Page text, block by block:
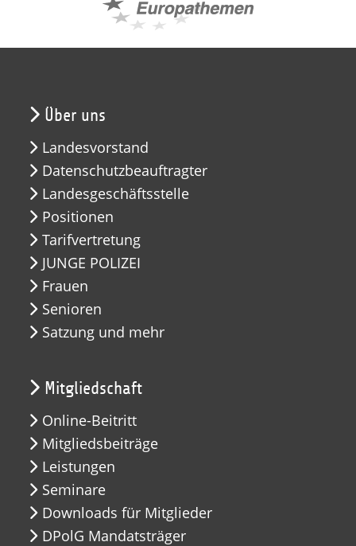
Über uns
Landesvorstand
Datenschutzbeauftragter
Landesgeschäftsstelle
Positionen
Tarifvertretung
JUNGE POLIZEI
Frauen
Senioren
Satzung und mehr
Mitgliedschaft
Online-Beitritt
Mitgliedsbeiträge
Leistungen
Seminare
Downloads für Mitglieder
DPolG Mandatsträger